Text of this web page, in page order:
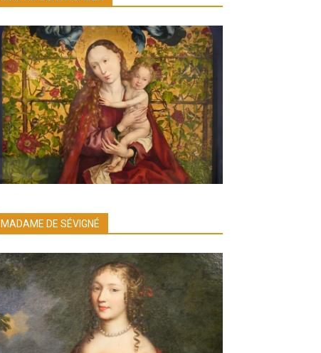
MADAME DE SÉVIGNÉ